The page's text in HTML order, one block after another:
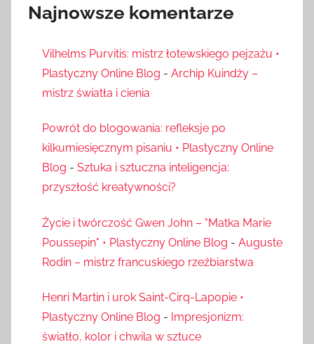
Najnowsze komentarze
Vilhelms Purvitis: mistrz łotewskiego pejzażu •
Plastyczny Online Blog - Archip Kuindży –
mistrz światła i cienia
Powrót do blogowania: refleksje po
kilkumiesięcznym pisaniu • Plastyczny Online
Blog - Sztuka i sztuczna inteligencja:
przyszłość kreatywności?
Życie i twórczość Gwen John – "Matka Marie
Poussepin" • Plastyczny Online Blog - Auguste
Rodin – mistrz francuskiego rzeźbiarstwa
Henri Martin i urok Saint-Cirq-Lapopie •
Plastyczny Online Blog - Impresjonizm:
światło, kolor i chwila w sztuce